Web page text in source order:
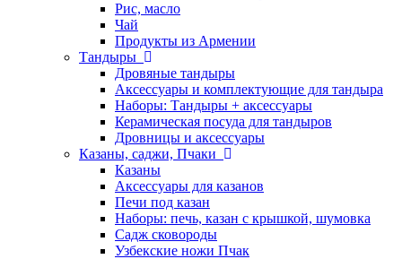
Рис, масло
Чай
Продукты из Армении
Тандыры
Дровяные тандыры
Аксессуары и комплектующие для тандыра
Наборы: Тандыры + аксессуары
Керамическая посуда для тандыров
Дровницы и аксессуары
Казаны, саджи, Пчаки
Казаны
Аксессуары для казанов
Печи под казан
Наборы: печь, казан с крышкой, шумовка
Садж сковороды
Узбекские ножи Пчак